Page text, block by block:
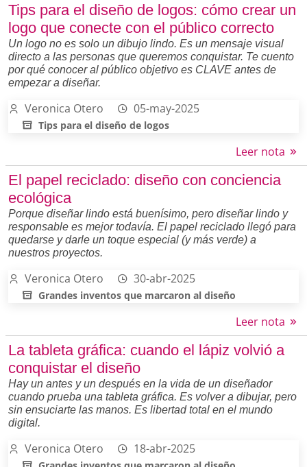
Tips para el diseño de logos: cómo crear un
logo que conecte con el público correcto
Un logo no es solo un dibujo lindo. Es un mensaje visual
directo a las personas que queremos conquistar. Te cuento
por qué conocer al público objetivo es CLAVE antes de
empezar a diseñar.
Veronica Otero 05-may-2025
Tips para el diseño de logos
Leer nota
El papel reciclado: diseño con conciencia
ecológica
Porque diseñar lindo está buenísimo, pero diseñar lindo y
responsable es mejor todavía. El papel reciclado llegó para
quedarse y darle un toque especial (y más verde) a
nuestros proyectos.
Veronica Otero 30-abr-2025
Grandes inventos que marcaron al diseño
Leer nota
La tableta gráfica: cuando el lápiz volvió a
conquistar el diseño
Hay un antes y un después en la vida de un diseñador
cuando prueba una tableta gráfica. Es volver a dibujar, pero
sin ensuciarte las manos. Es libertad total en el mundo
digital.
Veronica Otero 18-abr-2025